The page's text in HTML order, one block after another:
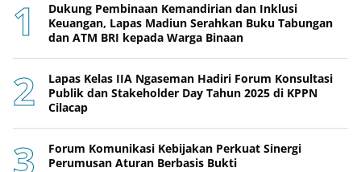
Dukung Pembinaan Kemandirian dan Inklusi
Keuangan, Lapas Madiun Serahkan Buku Tabungan
dan ATM BRI kepada Warga Binaan
Lapas Kelas IIA Ngaseman Hadiri Forum Konsultasi
Publik dan Stakeholder Day Tahun 2025 di KPPN
Cilacap
Forum Komunikasi Kebijakan Perkuat Sinergi
Perumusan Aturan Berbasis Bukti